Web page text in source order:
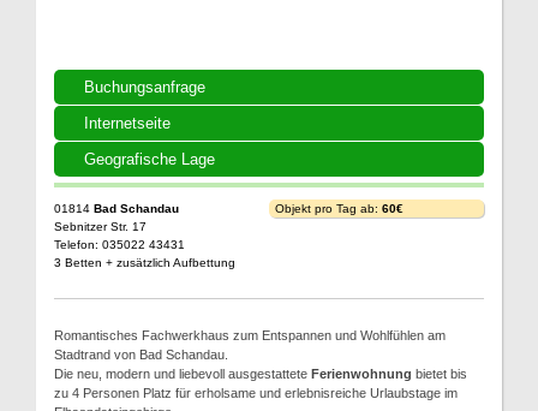
Buchungsanfrage
Internetseite
Geografische Lage
01814 Bad Schandau
Sebnitzer Str. 17
Telefon: 035022 43431
3 Betten + zusätzlich Aufbettung
Objekt pro Tag ab: 60€
Romantisches Fachwerkhaus zum Entspannen und Wohlfühlen am
Stadtrand von Bad Schandau.
Die neu, modern und liebevoll ausgestattete Ferienwohnung bietet bis
zu 4 Personen Platz für erholsame und erlebnisreiche Urlaubstage im